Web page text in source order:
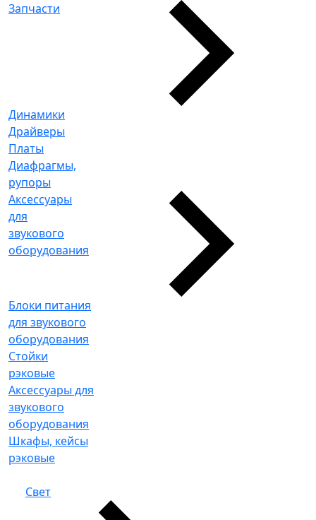
Запчасти
Динамики
Драйверы
Платы
Диафрагмы,
рупоры
Аксессуары
для
звукового
оборудования
Блоки питания
для звукового
оборудования
Стойки
рэковые
Аксессуары для
звукового
оборудования
Шкафы, кейсы
рэковые
Свет